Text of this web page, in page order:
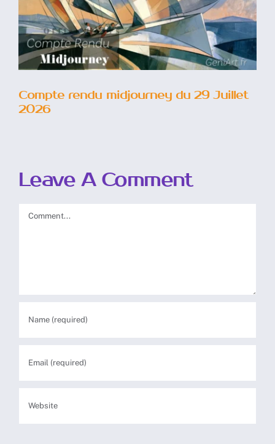
Compte rendu
midjourney du 29 Juillet
2026
Compte rendu midjourney du 29 Juillet
2026
Leave A Comment
Comment